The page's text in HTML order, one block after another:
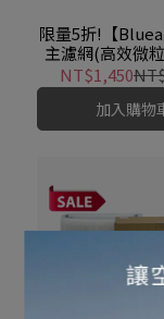
限量5折!【
主濾網(高效微
片)
NT$1,450
加入購物